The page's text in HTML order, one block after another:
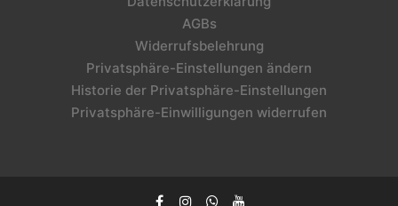
AGBs
Widerrufsbelehrung
Privatsphäre-Einstellungen ändern
Historie der Privatsphäre-Einstellungen
Privatsphäre-Einwilligungen widerrufen